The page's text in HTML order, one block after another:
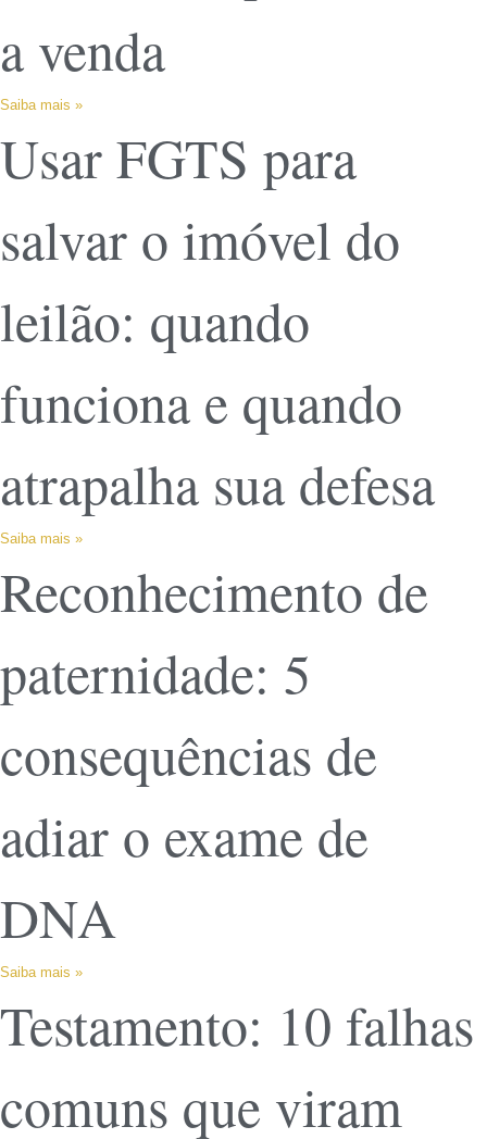
a venda
Saiba mais »
Usar FGTS para
salvar o imóvel do
leilão: quando
funciona e quando
atrapalha sua defesa
Saiba mais »
Reconhecimento de
paternidade: 5
consequências de
adiar o exame de
DNA
Saiba mais »
Testamento: 10 falhas
comuns que viram